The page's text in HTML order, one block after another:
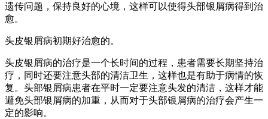
遗传问题，保持良好的心境，这样可以使得头部银屑病得到治
愈。
头皮银屑病初期好治愈的。
头皮银屑病的治疗是一个长时间的过程，患者需要长期坚持治
疗，同时还要注意头部的清洁卫生，这样也是有助于病情的恢
复。头部银屑病患者在平时一定要注意头发的清洁，这样才能
避免头部银屑病的加重，从而对于头部银屑病的治疗会产生一
定的影响。